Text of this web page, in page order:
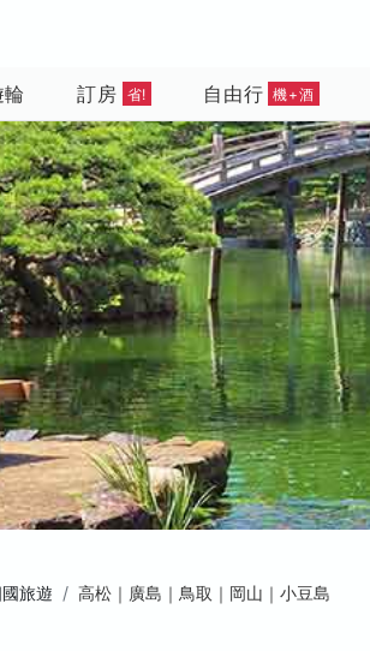
訂房 省! 自由行 機+酒
旅遊 高松｜廣島｜鳥取｜岡山｜小豆島